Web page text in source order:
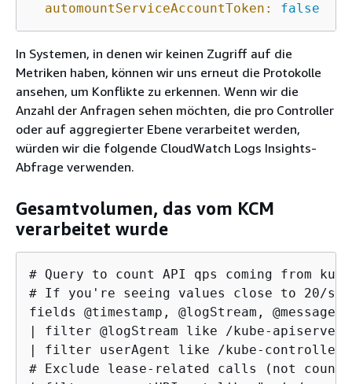
automountServiceAccountToken:
false
In Systemen, in denen wir keinen Zugriff auf die
Metriken haben, können wir uns erneut die Protokolle
ansehen, um Konflikte zu erkennen. Wenn wir die
Anzahl der Anfragen sehen möchten, die pro Controller
oder auf aggregierter Ebene verarbeitet werden,
würden wir die folgende CloudWatch Logs Insights-
Abfrage verwenden.
Gesamtvolumen, das vom KCM
verarbeitet wurde
# Query to count API qps coming from
# If you're seeing values close to 20/
fields @timestamp, @logStream, @message
| filter @logStream like /kube-
| filter userAgent like /kube-controller-
# Exclude lease-related calls (not